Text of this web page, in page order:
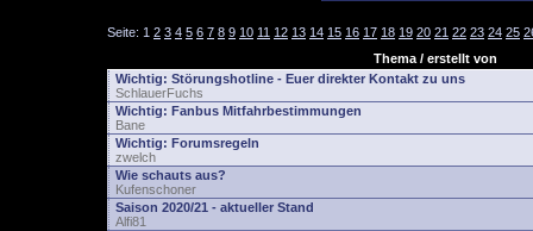
Seite: 1 2 3 4 5 6 7 8 9 10 11 12 13 14 15 16 17 18 19 20 21 22 23 24 25
Thema / erstellt von
Wichtig: Störungshotline - Euer direkter Kontakt zu uns
SchlauerFuchs
Wichtig: Fanbus Mitfahrbestimmungen
Bane
Wichtig: Forumsregeln
zwelch
Wie schauts aus?
Kufenschoner
Saison 2020/21 - aktueller Stand
Alfi81